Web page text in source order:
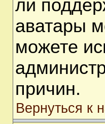
ли
аватары
можете
причин.
Вернуться к